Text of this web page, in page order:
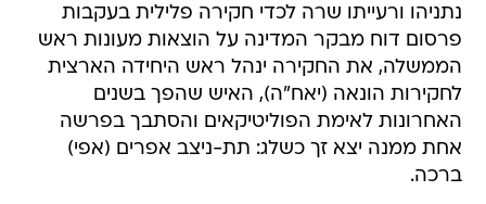
נתניהו ורעייתו שרה לכדי חקירה פלילית בעקבות
פרסום דוח מבקר המדינה על הוצאות מעונות ראש
הממשלה, את החקירה ינהל ראש היחידה הארצית
לחקירות הונאה (יאח"ה), האיש שהפך בשנים
האחרונות לאימת הפוליטיקאים והסתבך בפרשה
אחת ממנה יצא זך כשלג: תת-ניצב אפרים (אפי)
ברכה.